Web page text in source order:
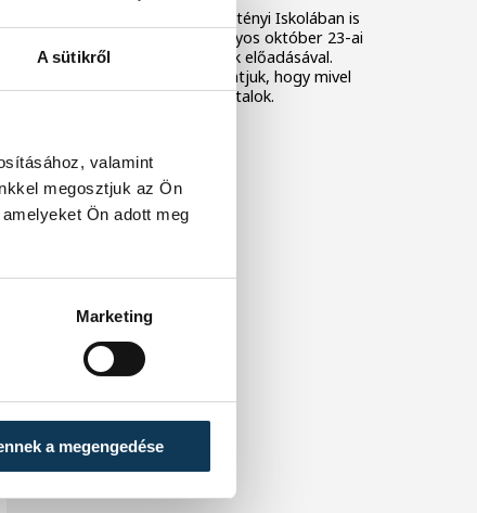
A sütikről
valamint
megosztjuk az Ön
Ön adott meg
Marketing
a megengedése
Pénteken a Szilágyi Kresztényi Iskolában is
megtartották hagyományos október 23-ai
ünnepségüket gyermekek előadásával.
Képriportunkban bemutatjuk, hogy mivel
készültek a veszprémi fiatalok.